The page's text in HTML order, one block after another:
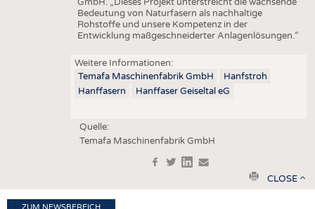
Bedeutung von Naturfasern als nachhaltige
Rohstoffe und unsere Kompetenz in der
Entwicklung maßgeschneiderter Anlagenlösungen.“
Weitere Informationen:
Temafa Maschinenfabrik GmbH
Hanfstroh
Hanffasern
Hanffaser Geiseltal eG
Quelle:
Temafa Maschinenfabrik GmbH
in
print
CLOSE
ZUM NEWSBEREICH